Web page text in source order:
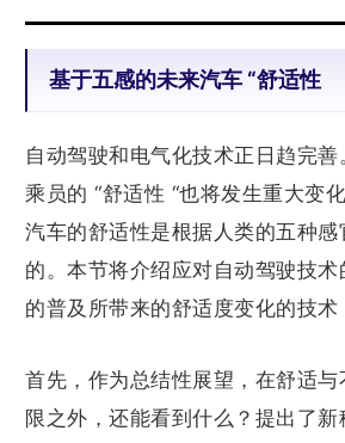
基于五感的未来汽车 “舒适性
自动驾驶和电气化技术正日趋完善
乘员的 “舒适性 “也将发生重大变化
汽车的舒适性是根据人类的五种
的。本节将介绍应对自动驾驶技
的普及所带来的舒适度变化的技术
首先，作为总结性展望，在舒适
限之外，还能看到什么？提出了